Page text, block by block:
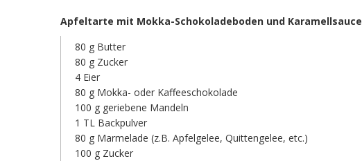
Apfeltarte mit Mokka-Schokoladeboden und Karamellsauce
80 g Butter
80 g Zucker
4 Eier
80 g Mokka- oder Kaffeeschokolade
100 g geriebene Mandeln
1 TL Backpulver
80 g Marmelade (z.B. Apfelgelee, Quittengelee, etc.)
100 g Zucker